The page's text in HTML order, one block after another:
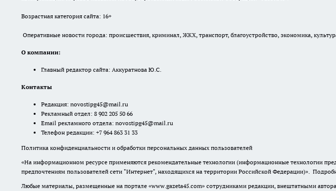
Возрастная категория сайта: 16+
Оперативные новости города: происшествия, криминал, ЖКХ, транспорт, благоустройство, экономика,
О компании:
Главный редактор сайта: Аккуратнова Ю.С.
Контакты
Редакция: novostipg45@mail.ru
Рекламный отдел: 8 902 205 50 66
Email рекламного отдела: novostipg45@mail.ru
Телефон редакции: +7 964 863 31 33
Политика конфиденциальности и обработки персональных данных пользователей
«На информационном ресурсе применяются рекомендательные технологии (информационные технологии
предпочтениям пользователей сети "Интернет", находящихся на территории Российской Федерации)».
Любые материалы, размещенные на портале «www.gazeta45.com» сотрудниками редакции, внештатными